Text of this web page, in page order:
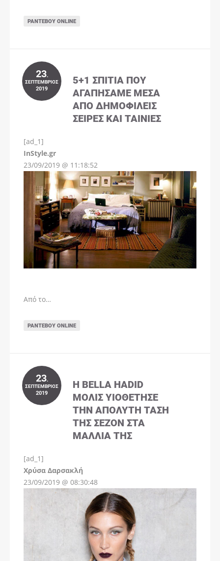
ΡΑΝΤΕΒΟΎ ONLINE
23.
ΣΕΠΤΈΜΒΡΙΟΣ
2019
5+1 ΣΠΊΤΙΑ ΠΟΥ
ΑΓΑΠΉΣΑΜΕ ΜΈΣΑ
ΑΠΌ ΔΗΜΟΦΙΛΕΊΣ
ΣΕΙΡΈΣ ΚΑΙ ΤΑΙΝΊΕΣ
[ad_1]
InStyle.gr
23/09/2019 @ 11:18:52
Από το…
ΡΑΝΤΕΒΟΎ ONLINE
23.
ΣΕΠΤΈΜΒΡΙΟΣ
2019
Η BELLA HADID
ΜΌΛΙΣ ΥΙΟΘΈΤΗΣΕ
ΤΗΝ ΑΠΌΛΥΤΗ ΤΆΣΗ
ΤΗΣ ΣΕΖΌΝ ΣΤΑ
ΜΑΛΛΙΆ ΤΗΣ
[ad_1]
Χρύσα Δαρσακλή
23/09/2019 @ 08:30:48